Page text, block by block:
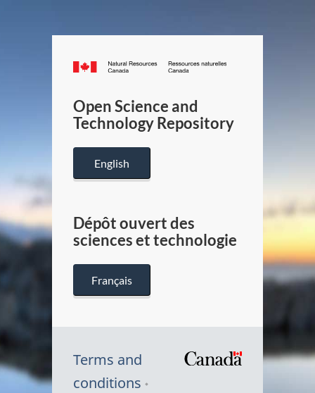
Canada.ca
/
Canada
Open Science and
Technology Repository
English
Dépôt ouvert des
sciences et technologie
Français
Terms and
conditions